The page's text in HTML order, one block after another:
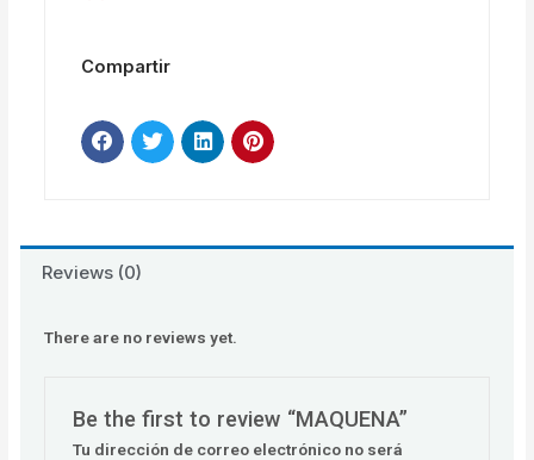
Compartir
Reviews (0)
There are no reviews yet.
Be the first to review “MAQUENA”
Tu dirección de correo electrónico no será